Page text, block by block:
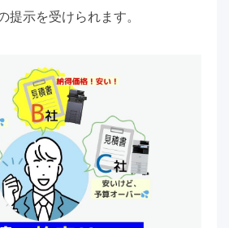
提示を受けられます。